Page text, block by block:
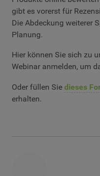
gibt es vorerst für
Die Abdeckung weiterer
Planung.
Hier können Sie sich zu
Webinar anmelden, um
Oder füllen Sie dieses
erhalten.